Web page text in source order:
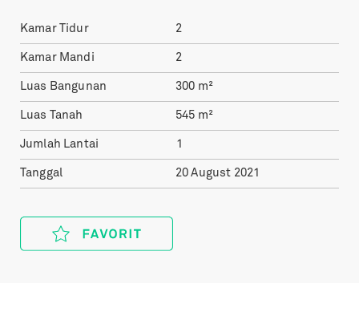
Kamar Tidur 2
Kamar Mandi 2
Luas Bangunan 300 m²
Luas Tanah 545 m²
Jumlah Lantai 1
Tanggal 20 August 2021